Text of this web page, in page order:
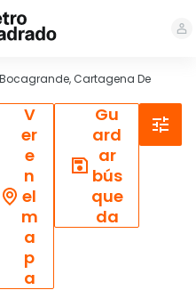
Cartagena De
V
er
e
n
el
m
a
p
a
Gu
ard
ar
bús
que
da